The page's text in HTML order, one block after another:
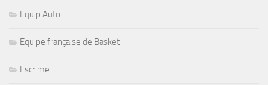
Equip Auto
Equipe française de Basket
Escrime